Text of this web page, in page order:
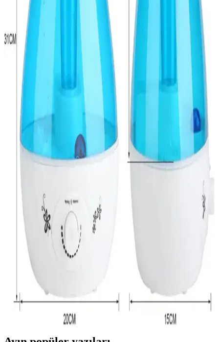
UCLA araştırmacıları, Edison'un nikel-demir pilini modernize
ederek güneş enerjisi depolamada dayanıklı, güvenli ve ekonomik
bir çözüm sundu. Bu teknoloji ev ve şebeke ölçeğinde yenilenebilir
enerji depolamayı destekliyor.
Çoklu Cihazlar İçin Hızlı ve Güvenli Şarj İstasyonu
Seçimi: Teknik Özellikler ve Marka İncelemesi
Çoklu cihazlar için hızlı şarj ve güvenlik özelliklerine sahip şarj
istasyonları, USB-C PD ve Quick Charge teknolojileri ile cihazların
pil ömrünü koruyarak verimli şarj sağlar. Anker, Ugreen ve Satechi
öne çıkan markalardır.
Fan-on-a-Chip Teknolojisi ile Ultra Kompakt
Elektronik Cihazlarda Etkili Soğutma Çözümleri
Fan-on-a-chip teknolojisi, piezoelektrik aktüatörler ve ince silikon
membran kullanarak ultra kompakt cihazlarda sessiz, enerji verimli
ve uzun ömürlü soğutma sağlar. Mekanik arızalar minimize
Manyetik Gizleme Teknolojisi: Askeri, Tıbbi ve Uzay
Uygulamalarıyla Geleceğin Mühendisliği
Manyetik gizleme teknolojisi, manyetik alanların algılanmasını
engelleyerek tıbbi güvenlik ve askeri koruma sağlar. Gelecekte uzay
yolculuğu ve enerji kalkanlarında kritik rol oynayabilir.
Su Kaynatarak Buhar Üreten Nemlendiriciler:
Hijyenik Nemlendirme ve Seçim Kriterleri
Su kaynatarak buhar üreten nemlendiriciler, hijyenik buhar sağlar ve
solunum yolu hassasiyeti olanlar için daha güvenlidir. Seçim ve
kullanımda kapasite, temizlik ve otomatik nem kontrolü önemlidir.